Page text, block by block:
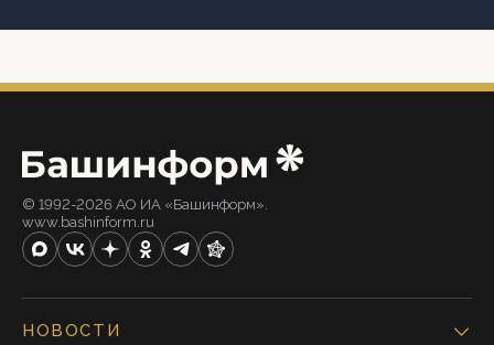
© 1992-2026 АО ИА «Башинформ».
www.bashinform.ru
НОВОСТИ